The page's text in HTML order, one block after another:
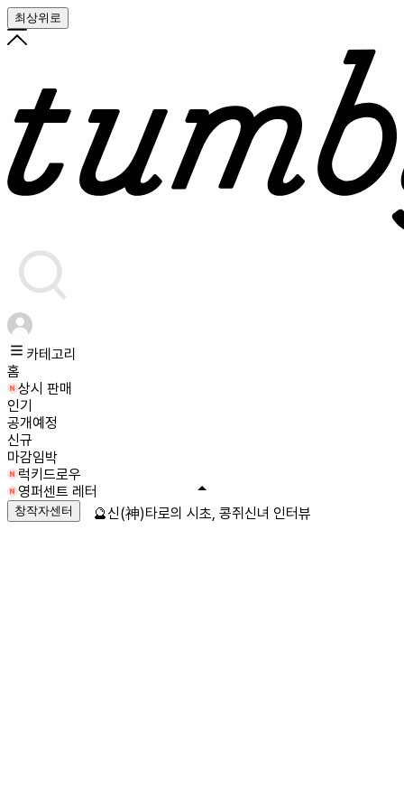
최상위로
카테고리
홈
상시 판매
인기
공개예정
신규
마감임박
럭키드로우
영퍼센트 레터
창작자센터 🔮신(神)타로의 시초, 콩쥐신녀 인터뷰